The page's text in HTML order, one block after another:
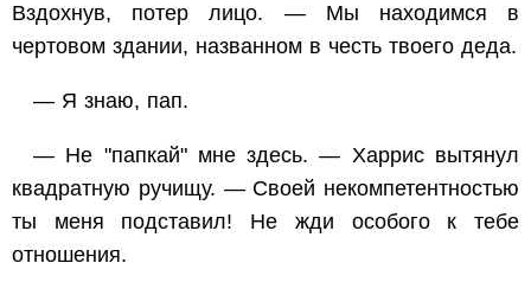
Вздохнув, потер лицо. — Мы находимся в
чертовом здании, названном в честь твоего деда.
— Я знаю, пап.
— Не "папкай" мне здесь. — Харрис вытянул
квадратную ручищу. — Своей некомпетентностью
ты меня подставил! Не жди особого к тебе
отношения.